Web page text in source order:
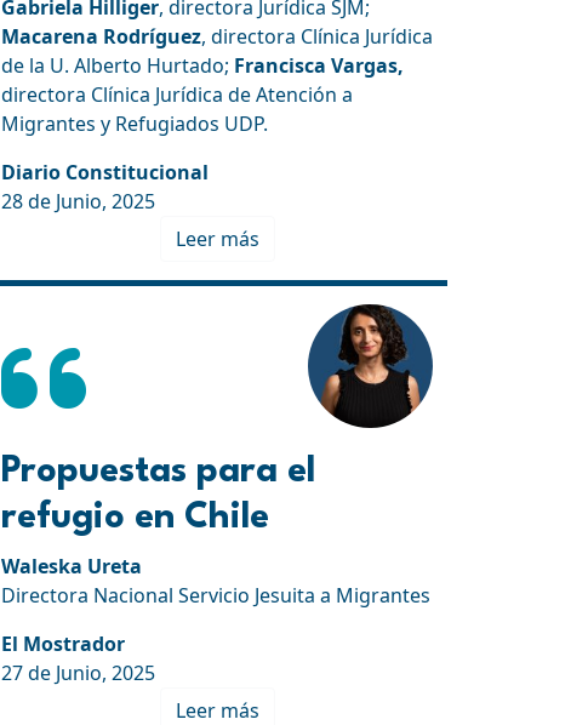
Gabriela Hilliger, directora Jurídica SJM;
Macarena Rodríguez, directora Clínica Jurídica
de la U. Alberto Hurtado; Francisca Vargas,
directora Clínica Jurídica de Atención a
Migrantes y Refugiados UDP.
Diario Constitucional
28 de Junio, 2025
Leer más
Propuestas para el
refugio en Chile
Waleska Ureta
Directora Nacional Servicio Jesuita a Migrantes
El Mostrador
27 de Junio, 2025
Leer más